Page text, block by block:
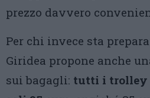
prezzo davvero
Per chi invece sta
Giridea propone anche
sui bagagli: tutti i trolley